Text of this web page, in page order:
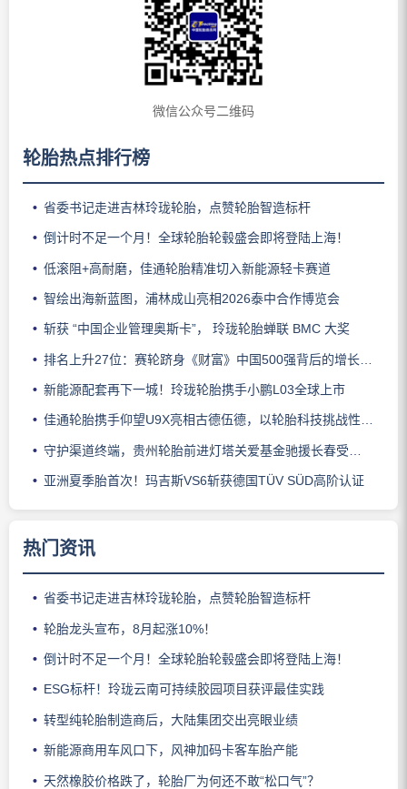
微信公众号二维码
轮胎热点排行榜
省委书记走进吉林玲珑轮胎，点赞轮胎智造标杆
倒计时不足一个月！全球轮胎轮毂盛会即将登陆上海！
低滚阻+高耐磨，佳通轮胎精准切入新能源轻卡赛道
智绘出海新蓝图，浦林成山亮相2026泰中合作博览会
斩获 “中国企业管理奥斯卡”， 玲珑轮胎蝉联 BMC 大奖
排名上升27位：赛轮跻身《财富》中国500强背后的增长逻辑
新能源配套再下一城！玲珑轮胎携手小鹏L03全球上市
佳通轮胎携手仰望U9X亮相古德伍德，以轮胎科技挑战性能边界
守护渠道终端，贵州轮胎前进灯塔关爱基金驰援长春受灾门店
亚洲夏季胎首次！玛吉斯VS6斩获德国TÜV SÜD高阶认证
热门资讯
省委书记走进吉林玲珑轮胎，点赞轮胎智造标杆
轮胎龙头宣布，8月起涨10%！
倒计时不足一个月！全球轮胎轮毂盛会即将登陆上海！
ESG标杆！玲珑云南可持续胶园项目获评最佳实践
转型纯轮胎制造商后，大陆集团交出亮眼业绩
新能源商用车风口下，风神加码卡客车胎产能
天然橡胶价格跌了，轮胎厂为何还不敢“松口气”？